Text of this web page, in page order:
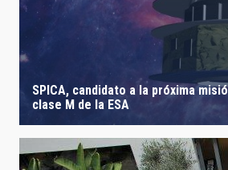
SPICA, candidato a la próxima
clase M de la ESA